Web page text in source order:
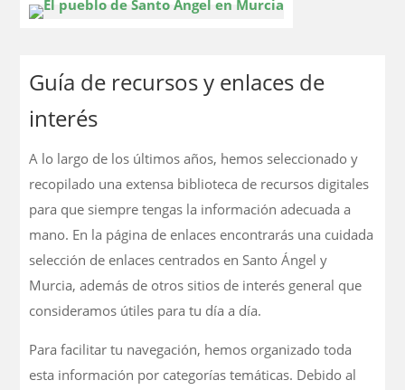
Guía de recursos y enlaces de
interés
A lo largo de los últimos años, hemos seleccionado y
recopilado una extensa biblioteca de recursos digitales
para que siempre tengas la información adecuada a
mano. En la página de enlaces encontrarás una cuidada
selección de enlaces centrados en Santo Ángel y
Murcia, además de otros sitios de interés general que
consideramos útiles para tu día a día.
Para facilitar tu navegación, hemos organizado toda
esta información por categorías temáticas. Debido al